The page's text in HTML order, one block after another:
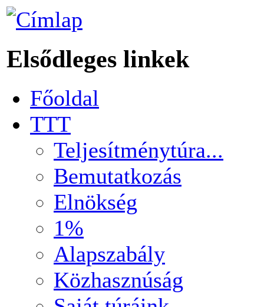
Elsődleges linkek
Főoldal
TTT
Teljesítménytúra...
Bemutatkozás
Elnökség
1%
Alapszabály
Közhasznúság